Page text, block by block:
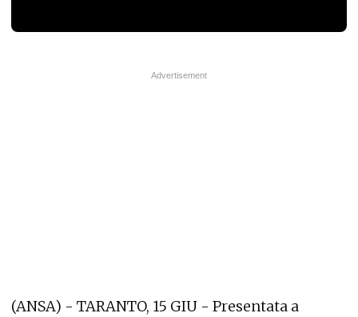
(ANSA) - TARANTO, 15 GIU - Presentata a